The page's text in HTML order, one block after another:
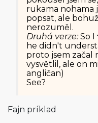
rukama nohama
popsat, ale
nerozuměl.
Druhá verze:So I
he didn't
proto jsem začal
vysvětlil, ale on
angličan)
See?
Fajn príklad